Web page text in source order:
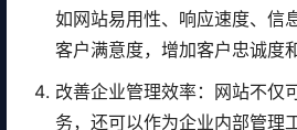
如网站易用性、响应速度、信
客户满意度，增加客户忠诚度
改善企业管理效率：网站不仅
务，还可以作为企业内部管理